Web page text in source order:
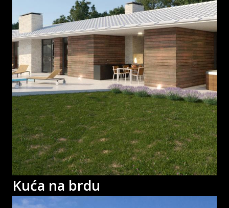
Kuća na brdu